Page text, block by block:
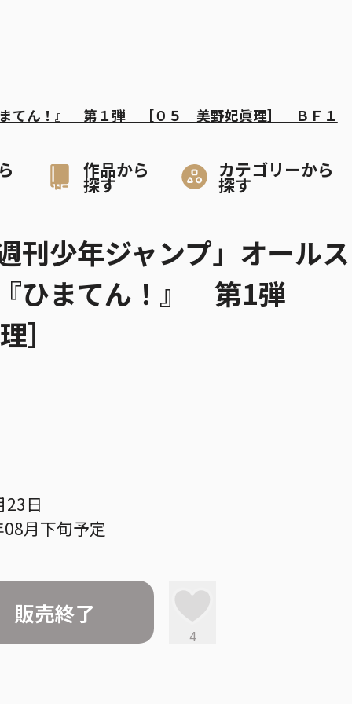
作品から
探す
カテゴリーから
探す
まてん！』 第１弾 ［０５ 美野妃眞理］ ＢＦ１
刊少年ジャンプ」オールス
ひまてん！』 第1弾
23日
月下旬予定
販売終了
4